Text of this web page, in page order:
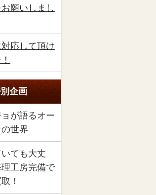
願いしまし
応して頂け
企画
ョが語るオー
世界
ても大丈
工房完備で
！